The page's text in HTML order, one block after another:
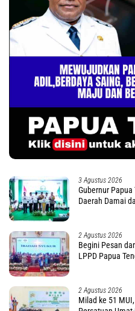
3 Agustus 2026
Gubernur
Daerah Damai
2 Agustus 2026
Begini Pesan
LPPD Papua
2 Agustus 2026
Milad ke 51